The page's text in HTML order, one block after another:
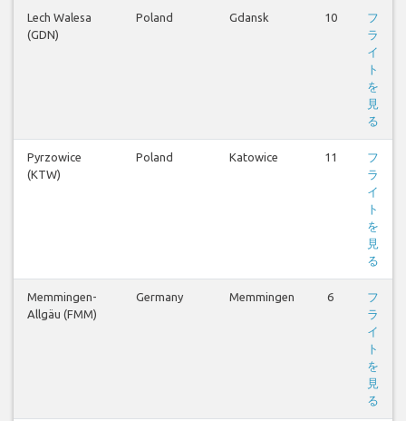
Lech Walesa
(GDN)
Poland Gdansk 10
フ
ラ
イ
ト
を
見
る
Pyrzowice
(KTW)
Poland Katowice 11
フ
ラ
イ
ト
を
見
る
Memmingen-
Allgäu (FMM)
Germany Memmingen 6
フ
ラ
イ
ト
を
見
る